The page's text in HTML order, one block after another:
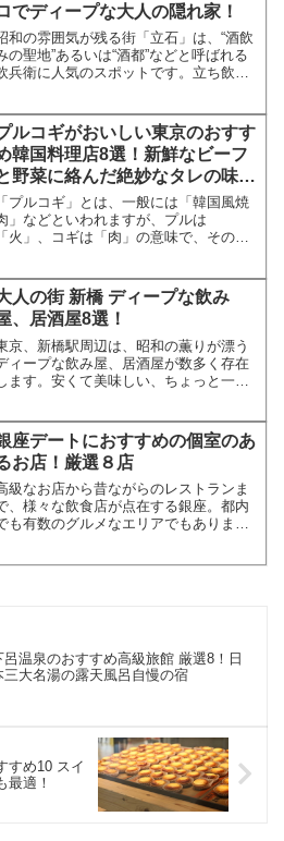
でディープな大人の隠れ家！
和の雰囲気が残る街「立石」は、“酒飲
の聖地”あるいは“酒都”などと呼ばれる
兵衛に人気のスポットです。立ち飲み
る通称「せんべろ」の聖地とも呼ばれ
います。今...
ルコギがおいしい東京のおすす
韓国料理店8選！新鮮なビーフ
野菜に絡んだ絶妙なタレの味付
けが決め手！
「プルコギ」とは、一般には「韓国風焼
」などといわれますが、プルは
「火」、コギは「肉」の意味で、その通
。今回は、東京でプルコギのおいしい
国料理店をご紹介します。どの店も...
人の街 新橋 ディープな飲み
、居酒屋8選！
京、新橋駅周辺は、昭和の薫りが漂う
ィープな飲み屋、居酒屋が数多く存在
ます。安くて美味しい、ちょっと一杯
で今回は、新橋でおすすめの、ディー
な飲み屋、居酒屋を厳選...
座デートにおすすめの個室のあ
お店！厳選８店
級なお店から昔ながらのレストランま
、様々な飲食店が点在する銀座。都内
も有数のグルメなエリアでもありま
呂温泉のおすすめ高級旅館 厳選8！日
三大名湯の露天風呂自慢の宿
すめ10 スイ
最適！